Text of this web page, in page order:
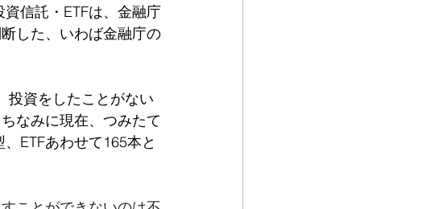
信託・ETFは、金融庁
した、いわば金融庁の
投資をしたことがない
なみに現在、つみたて
ETFあわせて165本と